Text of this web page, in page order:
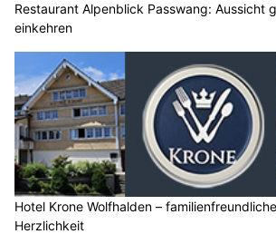
Restaurant Alpenblick Passwang: Aussicht
einkehren
Hotel Krone Wolfhalden –
Herzlichkeit